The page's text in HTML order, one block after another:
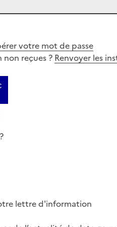
votre mot de passe
reçues ? Renvoyer les
lettre d'information